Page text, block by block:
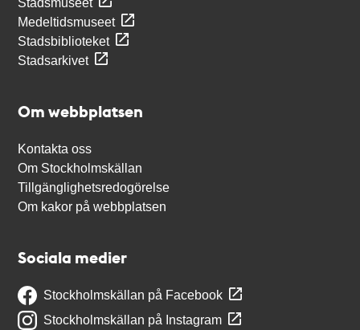
Stadsmuseet
Medeltidsmuseet
Stadsbiblioteket
Stadsarkivet
Om webbplatsen
Kontakta oss
Om Stockholmskällan
Tillgänglighetsredogörelse
Om kakor på webbplatsen
Sociala medier
Stockholmskällan på Facebook
Stockholmskällan på Instagram